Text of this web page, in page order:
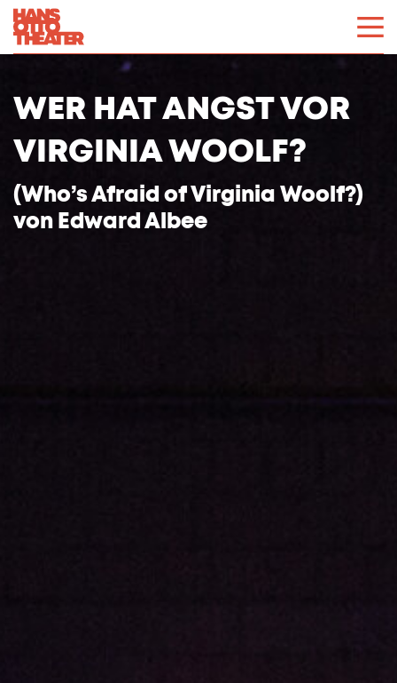
WER HAT ANGST VOR
VIRGINIA WOOLF?
(Who’s Afraid of Virginia Woolf?)
von Edward Albee